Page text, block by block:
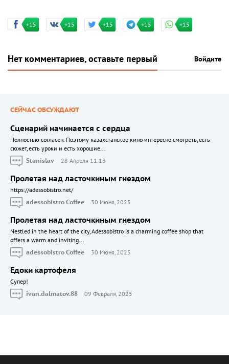
+15 +15 +15 +15 +15
Нет комментариев, оставьте первый Войдите
СЕЙЧАС ОБСУЖДАЮТ
Сценарий начинается с сердца
Полностью согласен. Поэтому казахстанское кино интересно смотреть, есть
сюжет, есть уроки и есть хорошие...
Stanislav
28 Апреля 11:13
Пролетая над ласточкиным гнездом
https://adessobistro.net/
adessobistro Coffee
30 Июня, 2025
Пролетая над ласточкиным гнездом
Nestled in the heart of the city, Adessobistro is a charming coffee shop that
offers a warm and inviting...
adessobistro Coffee
30 Июня, 2025
Едоки картофеля
Cупер!
ivan.dalmatov.88
09 Февраля, 2025